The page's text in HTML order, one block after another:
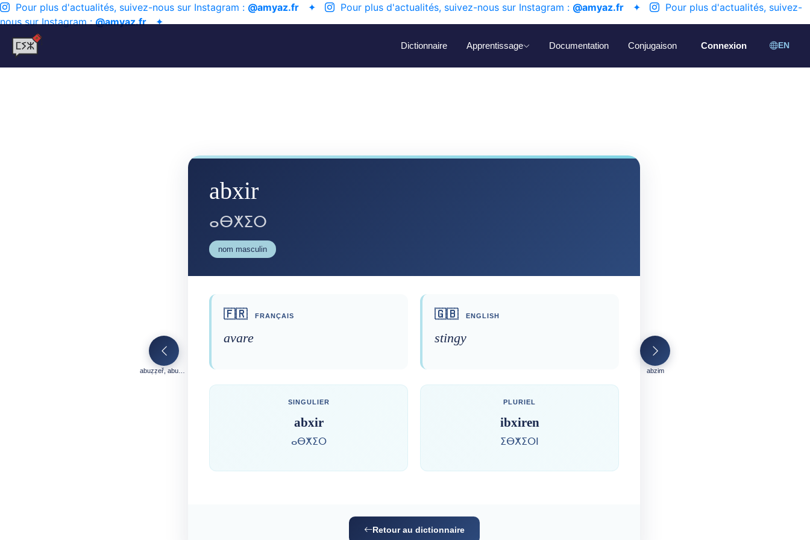
Pour plus d'actualités, suivez-nous sur Instagram : @amyaz.fr ✦ Pour plus d'actualités, suivez-nous sur Instagram : @amyaz.fr ✦
Pour plus d'actualités, suivez-
nous sur Instagram :@amyaz.fr✦
Dictionnaire Apprentissage Documentation Conjugaison Connexion EN
abxir
ⴰⴱⵅⵉⵔ
nom masculin
🇫🇷 FRANÇAIS
avare
🇬🇧 ENGLISH
stingy
SINGULIER
abxir
ⴰⴱⵅⵉⵔ
PLURIEL
ibxiren
ⵉⴱⵅⵉⵔⵏ
Retour au dictionnaire
abzim